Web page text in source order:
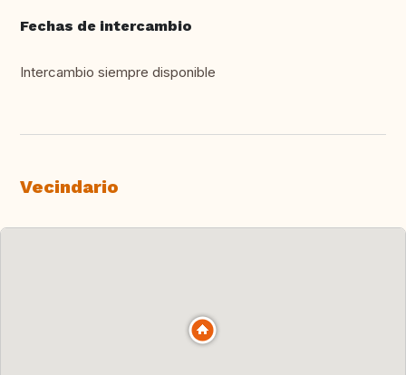
Fechas de intercambio
Intercambio siempre disponible
Vecindario